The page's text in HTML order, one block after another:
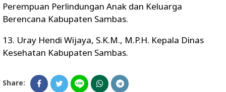
Perempuan Perlindungan Anak dan Keluarga
Berencana Kabupaten Sambas.
13. Uray Hendi Wijaya, S.K.M., M.P.H. Kepala Dinas
Kesehatan Kabupaten Sambas.
Share: